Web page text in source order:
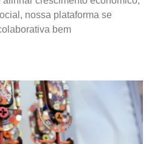
nossa plataforma se
bem